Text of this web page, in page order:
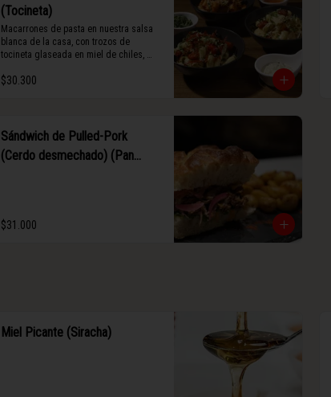
(Tocineta)
Macarrones de pasta en nuestra salsa
blanca de la casa, con trozos de
tocineta glaseada en miel de chiles,
$30.300
Sándwich de Pulled-Pork
(Cerdo desmechado) (Pan
$31.000
Miel Picante (Siracha)